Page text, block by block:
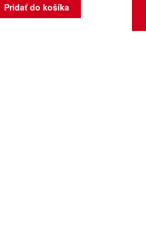
Pridať do košíka